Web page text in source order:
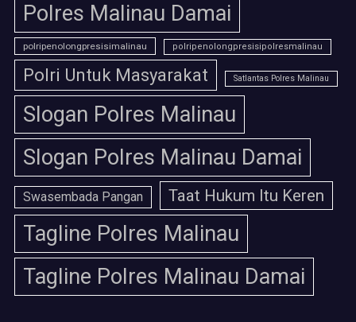
Polres Malinau Damai
polripenolongpresisimalinau polripenolongpresisipolresmalinau
Polri Untuk Masyarakat Satlantas Polres Malinau
Slogan Polres Malinau
Slogan Polres Malinau Damai
Swasembada Pangan Taat Hukum Itu Keren
Tagline Polres Malinau
Tagline Polres Malinau Damai